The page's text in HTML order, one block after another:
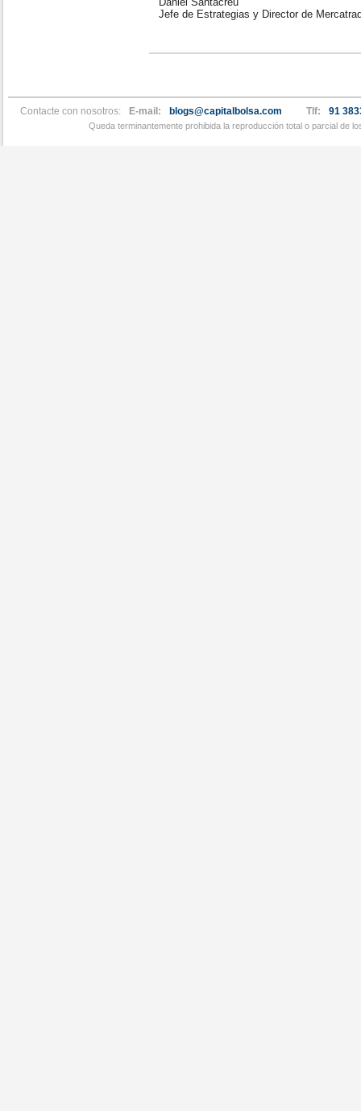
Jefe de Estrategias y Director de
Contacte con nosotros: E-mail: blogs@capitalbolsa.com Tlf: 91
Queda terminantemente prohibida la reproducción total o parcial de